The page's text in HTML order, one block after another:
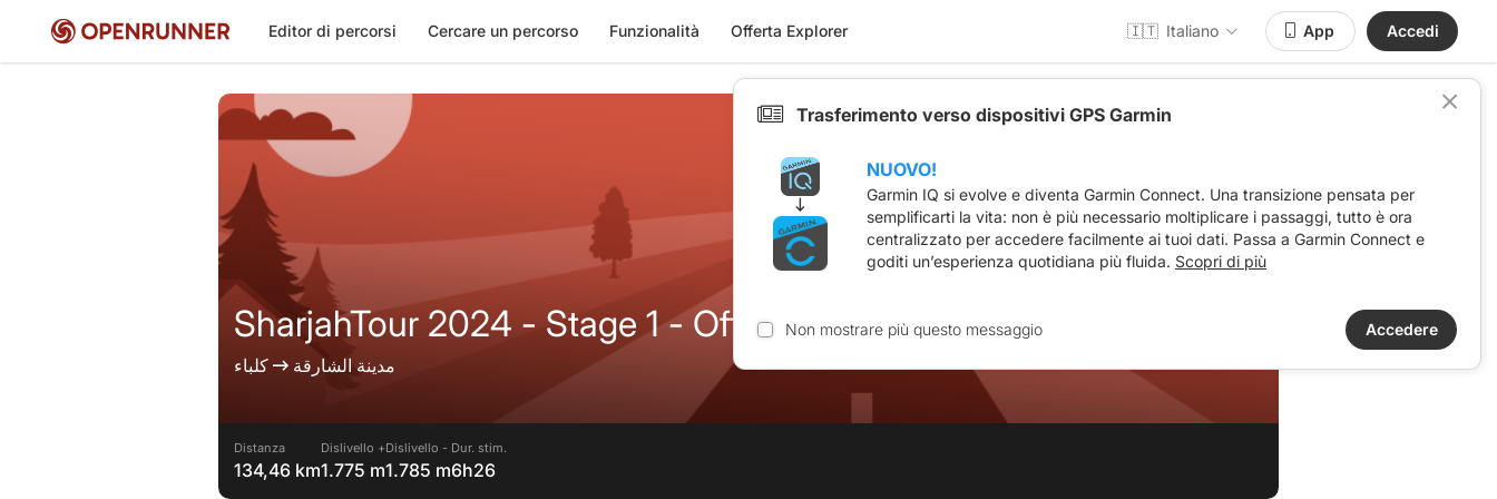
Editor di percorsi Cercare un percorso Funzionalità Offerta Explorer 🇮🇹 Italiano App Accedi
SharjahTour 2024 - Stage 1 - Official
مدينة الشارقة كلباء
Distanza
134,46 km
Dislivello +
1.775 m
Dislivello -
1.785 m
Dur. stim.
6h26
Trasferimento verso dispositivi GPS Garmin
NUOVO!
Garmin IQ si evolve e diventa Garmin Connect. Una transizione pensata per
semplificarti la vita: non è più necessario moltiplicare i passaggi, tutto è ora
centralizzato per accedere facilmente ai tuoi dati. Passa a Garmin Connect e
goditi un’esperienza quotidiana più fluida. Scopri di più
Non mostrare più questo messaggio Accedere